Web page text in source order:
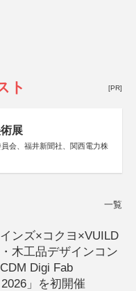
ト [PR]
展
会、福井新聞社、関西電力株
一覧
インズ×コクヨ×VUILD
木工品デザインコン
Digi Fab
」を初開催